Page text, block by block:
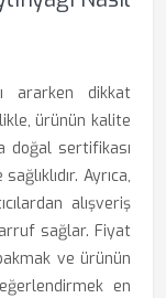
ararken dikkat
ürünün kalite
doğal sertifikası
Ayrıca,
alışveriş
sağlar. Fiyat
ve ürünün
en